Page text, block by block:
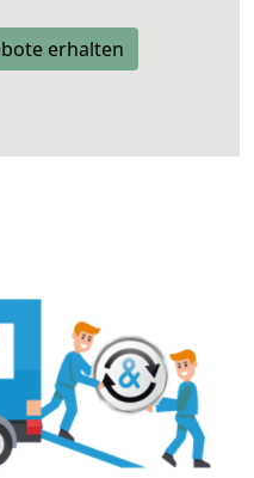
erhalten